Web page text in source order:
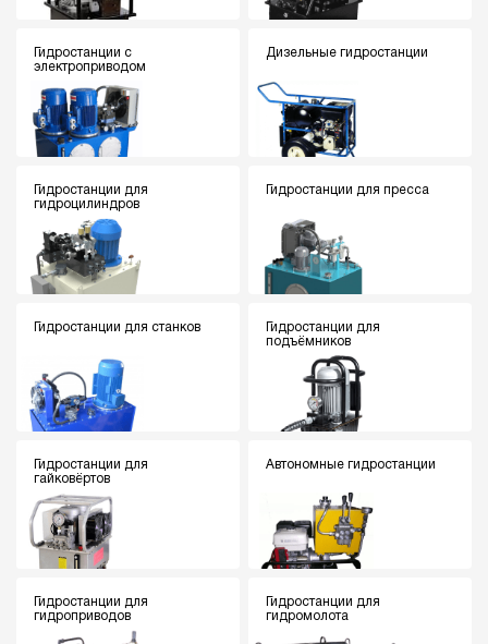
Гидростанции с
электроприводом
Дизельные гидростанции
Гидростанции для
гидроцилиндров
Гидростанции для пресса
Гидростанции для станков
Гидростанции для
подъёмников
Гидростанции для
гайковёртов
Автономные гидростанции
Гидростанции для
гидроприводов
Гидростанции для
гидромолота